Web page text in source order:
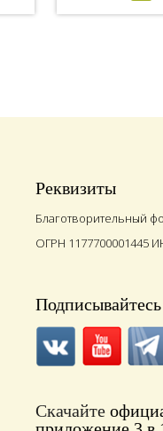
Реквизиты
Благотворительный
ОГРН 1177700001445
Скачайте